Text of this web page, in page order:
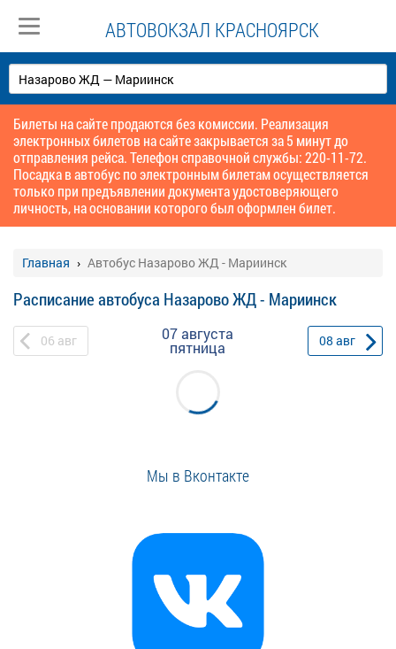
АВТОВОКЗАЛ КРАСНОЯРСК
Билеты на сайте продаются без комиссии. Реализация
электронных билетов на сайте закрывается за 5 минут до
отправления рейса. Телефон справочной службы: 220-11-72.
Посадка в автобус по электронным билетам осуществляется
только при предъявлении документа удостоверяющего
личность, на основании которого был оформлен билет.
Главная Автобус Назарово ЖД - Мариинск
Расписание автобуса Назарово ЖД - Мариинск
06 авг 07 августа
пятница 08 авг
Мы в Вконтакте